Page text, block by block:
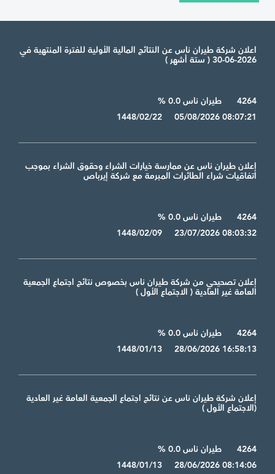
اعلان شركة طيران ناس عن النتائج المالية الأولية للفترة المنتهية في
2026-06-30 ( ستة أشهر )
4264
طيران ناس 0.0 %
1448/02/22 05/08/2026 08:07:21
إعلان طيران ناس عن ممارسة خيارات الشراء وحقوق الشراء بموجب
اتفاقيات شراء الطائرات المبرمة مع شركة إيرباص
4264
طيران ناس 0.0 %
1448/02/09 23/07/2026 08:03:32
إعلان تصحيحي من شركة طيران ناس بخصوص نتائج اجتماع الجمعية
العامة غير العادية ( الاجتماع الأول )
4264
طيران ناس 0.0 %
1448/01/13 28/06/2026 16:58:13
إعلان شركة طيران ناس عن نتائج اجتماع الجمعية العامة غير العادية
(الاجتماع الأول )
4264
طيران ناس 0.0 %
1448/01/13 28/06/2026 08:14:06